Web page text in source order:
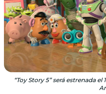
“Toy Story 5” será estrenada